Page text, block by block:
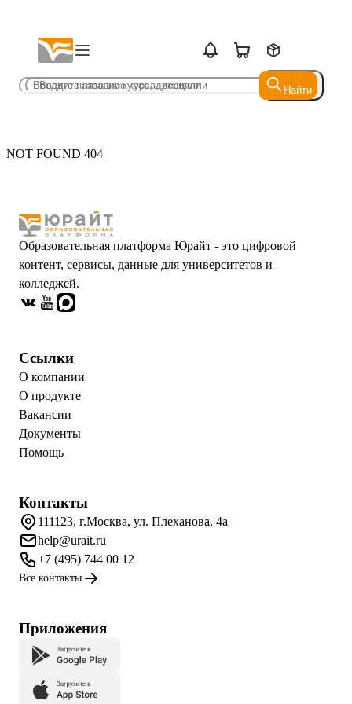
Найти
Найти
NOT FOUND 404
Образовательная платформа Юрайт - это цифровой
контент, сервисы, данные для университетов и
колледжей.
Ссылки
О компании
О продукте
Вакансии
Документы
Помощь
Контакты
111123, г.Москва, ул. Плеханова, 4а
help@urait.ru
+7 (495) 744 00 12
Все контакты
Приложения